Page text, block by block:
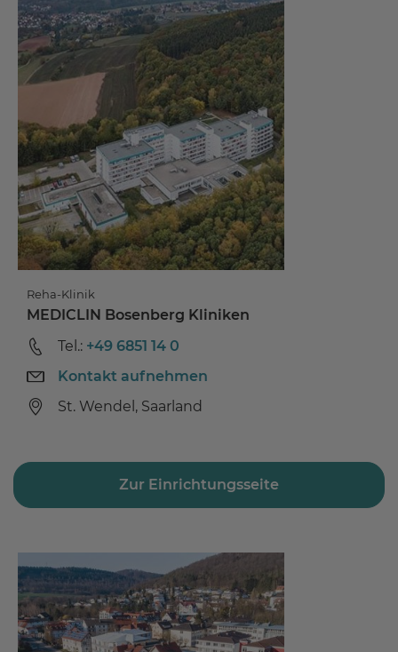
Reha-Klinik
MEDICLIN Bosenberg Kliniken
Tel.: +49 6851 14 0
Kontakt aufnehmen
St. Wendel, Saarland
Zur Einrichtungsseite